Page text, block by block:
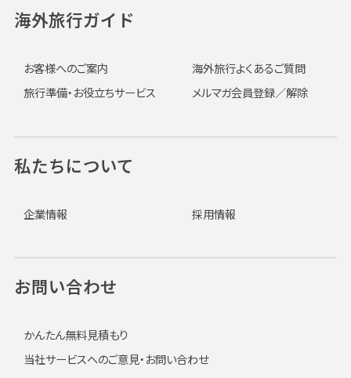
海外旅行ガイド
お客様へのご案内
海外旅行よくあるご質問
旅行準備・お役立ちサービス
メルマガ会員登録／解除
私たちについて
企業情報 採用情報
お問い合わせ
かんたん無料見積もり
当社サービスへのご意見・お問い合わせ